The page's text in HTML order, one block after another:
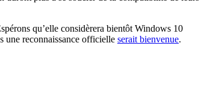
qu’elle considèrera bientôt Windows 10
une reconnaissance officielle serait bienvenue.